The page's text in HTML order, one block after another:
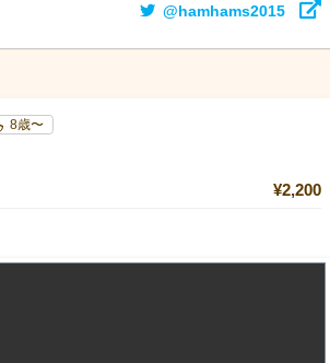
@hamhams2015
8歳〜
¥2,200